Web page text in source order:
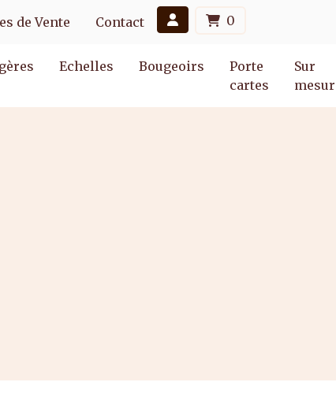
de Vente Contact 0
Echelles Bougeoirs
Porte
cartes
Sur